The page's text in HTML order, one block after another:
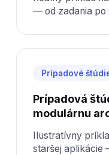
— od zadania po
Prípadové
Prípadová
modulárnu
Ilustratívny
staršej aplikácie